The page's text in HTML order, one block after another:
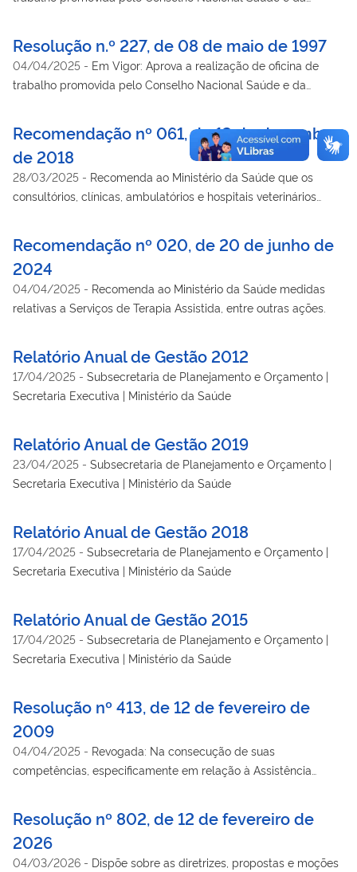
medicamentos genéricos
Resolução n.º 227, de 08 de maio de 1997
04/04/2025 - Em Vigor: Aprova a realização de oficina de
trabalho promovida pelo Conselho Nacional Saúde e da
medicamentos genéricos
Recomendação nº 061, de 13 de dezembro
de 2018
28/03/2025 - Recomenda ao Ministério da Saúde que os
consultórios, clínicas, ambulatórios e hospitais veterinários
licenciamento e fiscalização sanitária junto aos órgãos de
vigilância sanitária.
Recomendação nº 020, de 20 de junho de
2024
04/04/2025 - Recomenda ao Ministério da Saúde medidas
relativas a Serviços de Terapia Assistida, entre outras ações.
Relatório Anual de Gestão 2012
17/04/2025 - Subsecretaria de Planejamento e Orçamento |
Secretaria Executiva | Ministério da Saúde
Relatório Anual de Gestão 2019
23/04/2025 - Subsecretaria de Planejamento e Orçamento |
Secretaria Executiva | Ministério da Saúde
Relatório Anual de Gestão 2018
17/04/2025 - Subsecretaria de Planejamento e Orçamento |
Secretaria Executiva | Ministério da Saúde
Relatório Anual de Gestão 2015
17/04/2025 - Subsecretaria de Planejamento e Orçamento |
Secretaria Executiva | Ministério da Saúde
Resolução nº 413, de 12 de fevereiro de
2009
04/04/2025 - Revogada: Na consecução de suas
competências, especificamente em relação à Assistência
Ordinária, de 11 e 12 de setembro de 2008; Revogada pela
Resolução 488/13
Resolução nº 802, de 12 de fevereiro de
2026
04/03/2026 - Dispõe sobre as diretrizes, propostas e moções